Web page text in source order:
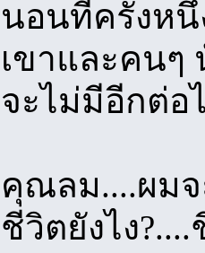
นอนที่ครั้งหนึ่
เขาและคนๆ
จะไม่มีอีกต่อ
คุณลม....ผม
ชีวิตยังไง